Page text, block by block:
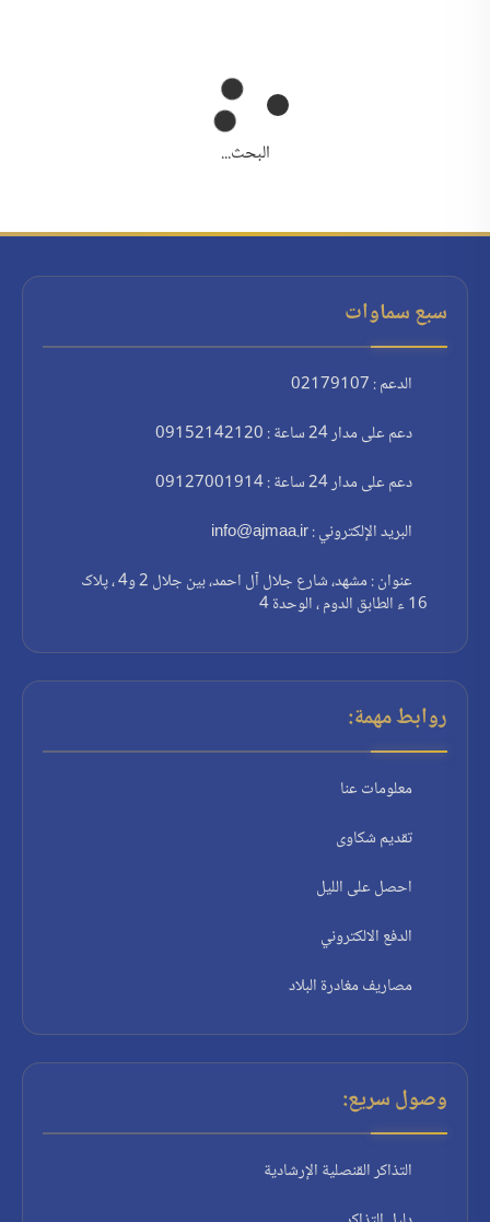
البحث...
سبع سماوات
الدعم : 02179107
دعم على مدار 24 ساعة : 09152142120
دعم على مدار 24 ساعة : 09127001914
البريد الإلكتروني : info@ajmaa.ir
عنوان : مشهد، شارع جلال آل احمد، بين جلال 2 و4 ، پلاک
16 ء الطابق الدوم ، الوحدة 4
روابط مهمة:
معلومات عنا
تقديم شكاوى
احصل على الليل
الدفع الالكتروني
مصاريف مغادرة البلاد
وصول سريع:
التذاكر القنصلية الإرشادية